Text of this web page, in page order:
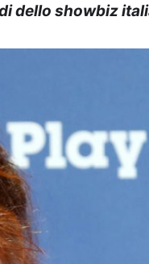
dello showbiz